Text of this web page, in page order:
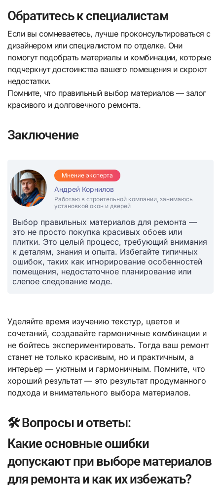
Обратитесь к специалистам
Если вы сомневаетесь, лучше проконсультироваться с
дизайнером или специалистом по отделке. Они
помогут подобрать материалы и комбинации, которые
подчеркнут достоинства вашего помещения и скроют
недостатки.
Помните, что правильный выбор материалов — залог
красивого и долговечного ремонта.
Заключение
Мнение эксперта
Андрей Корнилов
Работаю в строительной компании, занимаюсь
установкой окон и дверей
Выбор правильных материалов для ремонта —
это не просто покупка красивых обоев или
плитки. Это целый процесс, требующий внимания
к деталям, знания и опыта. Избегайте типичных
ошибок, таких как игнорирование особенностей
помещения, недостаточное планирование или
слепое следование моде.
Уделяйте время изучению текстур, цветов и
сочетаний, создавайте гармоничные комбинации и
не бойтесь экспериментировать. Тогда ваш ремонт
станет не только красивым, но и практичным, а
интерьер — уютным и гармоничным. Помните, что
хороший результат — это результат продуманного
подхода и внимательного выбора материалов.
🛠️ Вопросы и ответы:
Какие основные ошибки
допускают при выборе материалов
для ремонта и как их избежать?